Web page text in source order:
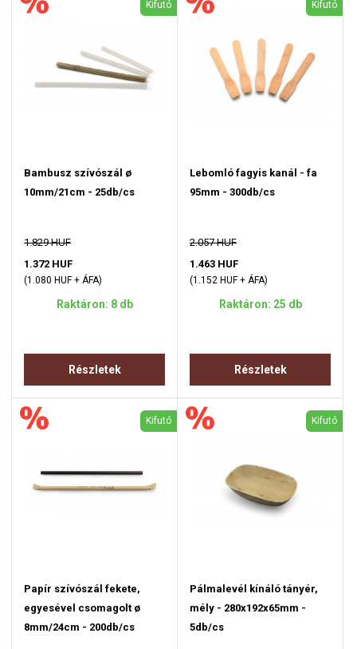
Kifutó
Bambusz szívószál ø
10mm/21cm - 25db/cs
1.829 HUF
1.372 HUF
(1.080 HUF + ÁFA)
Raktáron: 8 db
Részletek
Kifutó
Lebomló fagyis kanál - fa
95mm - 300db/cs
2.057 HUF
1.463 HUF
(1.152 HUF + ÁFA)
Raktáron: 25 db
Részletek
Kifutó
Papír szívószál fekete,
egyesével csomagolt ø
8mm/24cm - 200db/cs
Kifutó
Pálmalevél kínáló tányér,
mély - 280x192x65mm -
5db/cs